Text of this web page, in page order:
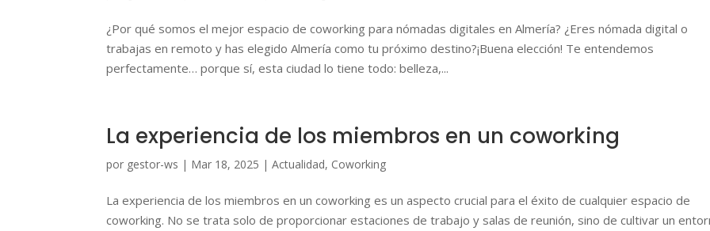
¿Por qué somos el mejor espacio de coworking para nómadas digitales en Almería? ¿Eres nómada digital o
trabajas en remoto y has elegido Almería como tu próximo destino?¡Buena elección! Te entendemos
perfectamente… porque sí, esta ciudad lo tiene todo: belleza,...
La experiencia de los miembros en un coworking
por gestor-ws | Mar 18, 2025 |Actualidad, Coworking
La experiencia de los miembros en un coworking es un aspecto crucial para el éxito de cualquier espacio de
coworking. No se trata solo de proporcionar estaciones de trabajo y salas de reunión, sino de cultivar un